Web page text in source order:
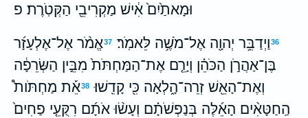
וּמָאתַ֙יִם֙ אִ֔ישׁ מַקְרִיבֵ֖י הַקְּטֹֽרֶת׃ פ
36וַיְדַבֵּ֥ר יְהוָ֖ה אֶל־מֹשֶׁ֥ה לֵּאמֹֽר׃ 37אֱמֹ֨ר אֶל־אֶלְעָזָ֜ר
בֶּן־אַהֲרֹ֣ן הַכֹּהֵ֗ן וְיָרֵ֤ם אֶת־הַמַּחְתֹּת֙ מִבֵּ֣ין הַשְּׂרֵפָ֔ה
וְאֶת־הָאֵ֖שׁ זְרֵה־הָ֑לְאָה כִּ֖י קָדֵֽשׁוּ׃ 38אֵ֡ת מַחְתֹּות֩
הַֽחַטָּאִ֨ים הָאֵ֜לֶּה בְּנַפְשֹׁתָ֗ם וְעָשׂ֨וּ אֹתָ֜ם רִקֻּעֵ֤י פַחִים֙